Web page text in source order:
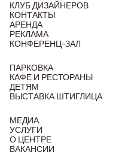
КЛУБ ДИЗАЙНЕРОВ
КОНТАКТЫ
АРЕНДА
РЕКЛАМА
КОНФЕРЕНЦ-ЗАЛ
ПАРКОВКА
КАФЕ И РЕСТОРАНЫ
ДЕТЯМ
ВЫСТАВКА ШТИГЛИЦА
МЕДИА
УСЛУГИ
О ЦЕНТРЕ
ВАКАНСИИ